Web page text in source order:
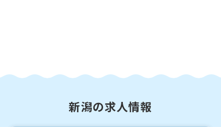
新潟の求人情報